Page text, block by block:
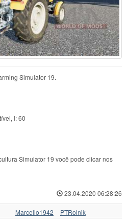
Simulator 19.
l: 60
Simulator 19 você pode clicar nos
23.04.2020 06:28:26
Marcello1942
PTRolnik